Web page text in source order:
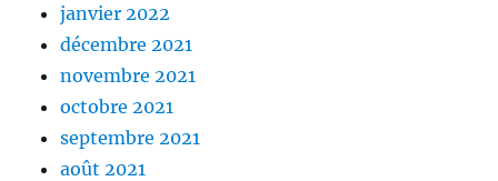
janvier 2022
décembre 2021
novembre 2021
octobre 2021
septembre 2021
août 2021